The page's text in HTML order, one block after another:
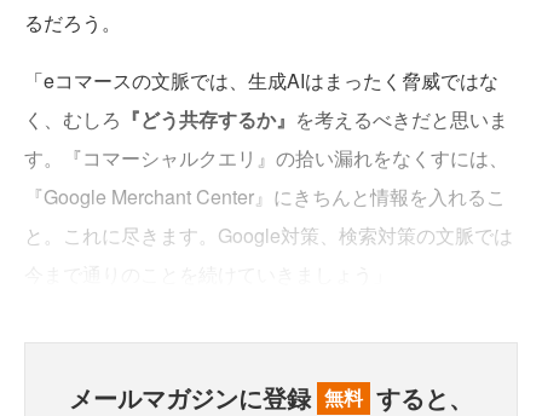
るだろう。
「eコマースの文脈では、生成AIはまったく脅威ではな
く、むしろ 『どう共存するか』 を考えるべきだと思いま
す。『コマーシャルクエリ』の拾い漏れをなくすには、
『Google Merchant Center』にきちんと情報を入れるこ
と。これに尽きます。Google対策、検索対策の文脈では
メールマガジンに登録 無料 すると、